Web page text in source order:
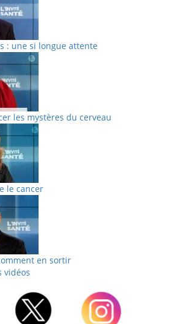
: une si longue attente
les mystères du cerveau
le cancer
en sortir
vidéos